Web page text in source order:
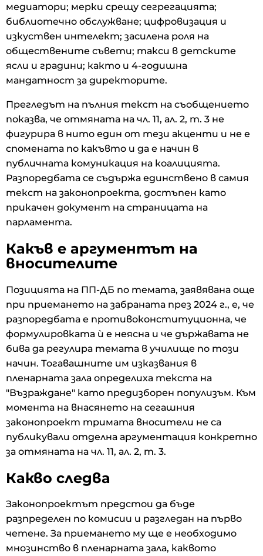
медиатори; мерки срещу сегрегацията;
библиотечно обслужване; цифровизация и
изкуствен интелект; засилена роля на
обществените съвети; такси в детските
ясли и градини; както и 4-годишна
мандатност за директорите.
Прегледът на пълния текст на съобщението
показва, че отмяната на чл. 11, ал. 2, т. 3 не
фигурира в нито един от тези акценти и не е
спомената по какъвто и да е начин в
публичната комуникация на коалицията.
Разпоредбата се съдържа единствено в самия
текст на законопроекта, достъпен като
прикачен документ на страницата на
парламента.
Какъв е аргументът на
вносителите
Позицията на ПП-ДБ по темата, заявявана още
при приемането на забраната през 2024 г., е, че
разпоредбата е противоконституционна, че
формулировката ѝ е неясна и че държавата не
бива да регулира темата в училище по този
начин. Тогавашните им изказвания в
пленарната зала определиха текста на
"Възраждане" като предизборен популизъм. Към
момента на внасянето на сегашния
законопроект тримата вносители не са
публикували отделна аргументация конкретно
за отмяната на чл. 11, ал. 2, т. 3.
Какво следва
Законопроектът предстои да бъде
разпределен по комисии и разгледан на първо
четене. За приемането му ще е необходимо
мнозинство в пленарната зала, каквото